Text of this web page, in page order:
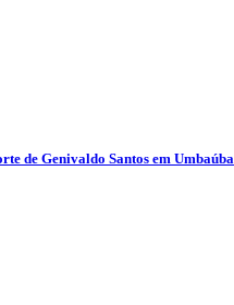
de Genivaldo Santos em Umbaúba